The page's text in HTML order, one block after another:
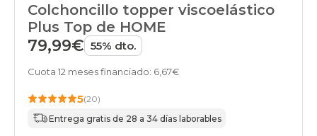
Colchoncillo topper viscoelástico
Plus Top de HOME
79,99€ 55% dto.
Cuota 12 meses financiado: 6,67€
5(20)
Entrega gratis de 28 a 34 días laborables